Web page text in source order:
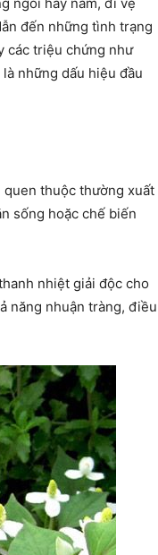
đến những tình trạng
các triệu chứng như
những dấu hiệu đầu
quen thuộc thường xuất
sống hoặc chế biến
nhiệt giải độc cho
năng nhuận tràng, điều